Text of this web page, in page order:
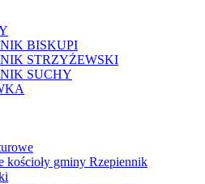
BISKUPI
STRZYŻEWSKI
SUCHY
kościoły gminy Rzepiennik